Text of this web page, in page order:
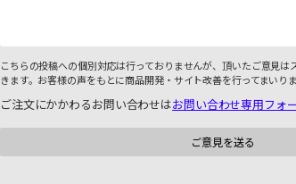
こちらの投稿への個別対応は行っておりませんが、頂いたご意見は
きます。お客様の声をもとに商品開発・サイト改善を行ってまいりま
ご注文にかかわるお問い合わせはお問い合わせ専用フォ